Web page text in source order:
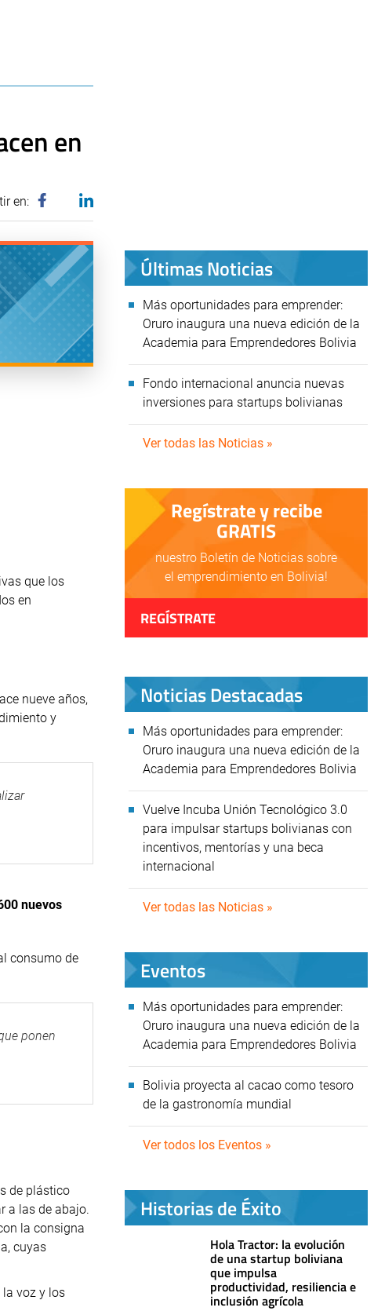
en
en:
que los
en
nueve años,
y
nuevos
consumo de
ponen
de plástico
a las de abajo.
la consigna
cuyas
la voz y los
Últimas Noticias
Más oportunidades para emprender:
Oruro inaugura una nueva edición de la
Academia para Emprendedores Bolivia
Fondo internacional anuncia nuevas
inversiones para startups bolivianas
Ver todas las Noticias »
Regístrate y recibe
GRATIS
nuestro Boletín de Noticias sobre
el emprendimiento en Bolivia!
REGÍSTRATE
Noticias Destacadas
Más oportunidades para emprender:
Oruro inaugura una nueva edición de la
Academia para Emprendedores Bolivia
Vuelve Incuba Unión Tecnológico 3.0
para impulsar startups bolivianas con
incentivos, mentorías y una beca
internacional
Ver todas las Noticias »
Eventos
Más oportunidades para emprender:
Oruro inaugura una nueva edición de la
Academia para Emprendedores Bolivia
Bolivia proyecta al cacao como tesoro
de la gastronomía mundial
Ver todos los Eventos »
Historias de Éxito
Hola Tractor: la evolución
de una startup boliviana
que impulsa
productividad, resiliencia e
inclusión agrícola